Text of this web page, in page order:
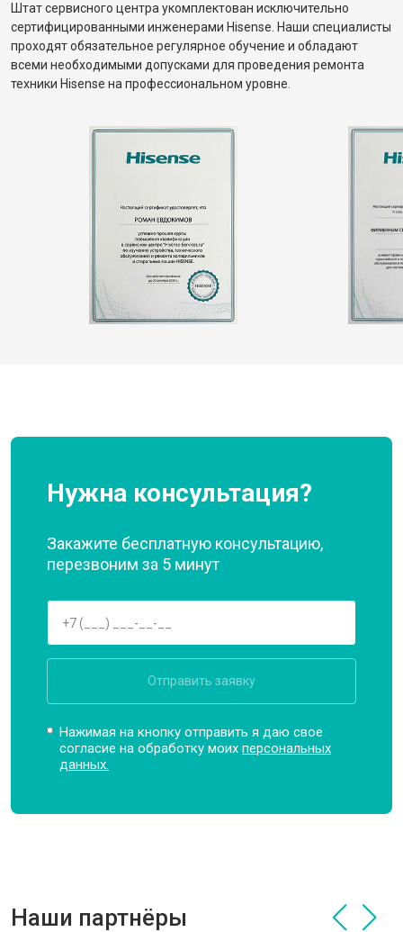
Штат сервисного центра укомплектован исключительно
сертифицированными инженерами Hisense. Наши специалисты
проходят обязательное регулярное обучение и обладают
всеми необходимыми допусками для проведения ремонта
техники Hisense на профессиональном уровне.
Нужна консультация?
Закажите бесплатную консультацию,
перезвоним за 5 минут
Отправить заявку
Нажимая на кнопку отправить я даю свое
согласие на обработку моихперсональных
данных.
Наши партнёры